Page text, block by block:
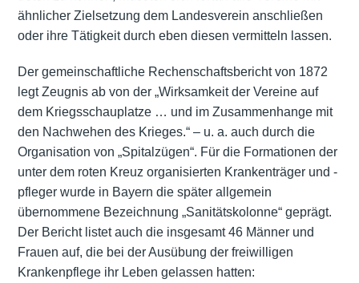
ähnlicher Zielsetzung dem Landesverein anschließen
oder ihre Tätigkeit durch eben diesen vermitteln lassen.
Der gemeinschaftliche Rechenschaftsbericht von 1872
legt Zeugnis ab von der „Wirksamkeit der Vereine auf
dem Kriegsschauplatze … und im Zusammenhange mit
den Nachwehen des Krieges.“ – u. a. auch durch die
Organisation von „Spitalzügen“. Für die Formationen der
unter dem roten Kreuz organisierten Krankenträger und -
pfleger wurde in Bayern die später allgemein
übernommene Bezeichnung „Sanitätskolonne“ geprägt.
Der Bericht listet auch die insgesamt 46 Männer und
Frauen auf, die bei der Ausübung der freiwilligen
Krankenpflege ihr Leben gelassen hatten: